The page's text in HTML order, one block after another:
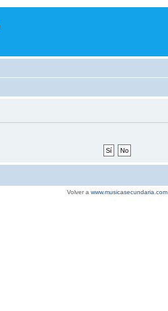
Volver a www.musicasecundaria.com